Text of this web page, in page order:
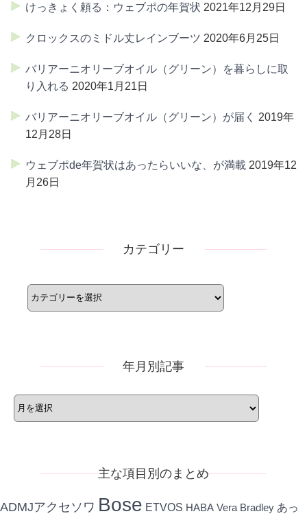
けっきょく頼る：ウェブポの年賀状 2021年12月29日
クロックスのミドル丈レインブーツ 2020年6月25日
バリアーニオリーブオイル（グリーン）を暮らしに取
り入れる 2020年1月21日
バリアーニオリーブオイル（グリーン）が届く
2019年
12月28日
ウェブポde年賀状はあったらいいな、が満載 2019年12
月26日
カテゴリー
年月別記事
主な項目別のまとめ
ADMJアクセソワ Bose ETVOS HABA Vera Bradley あっ